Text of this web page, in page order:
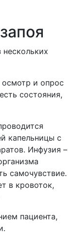
и опрос
состояния,
капельницы с
Инфузия –
самочувствие.
в кровоток,
пациента,